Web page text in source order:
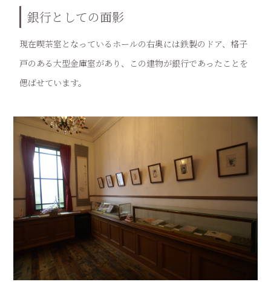
銀行としての面影
現在喫茶室となっているホールの右奥には鉄製のドア、格子
戸のある大型金庫室があり、この建物が銀行であったことを
偲ばせています。